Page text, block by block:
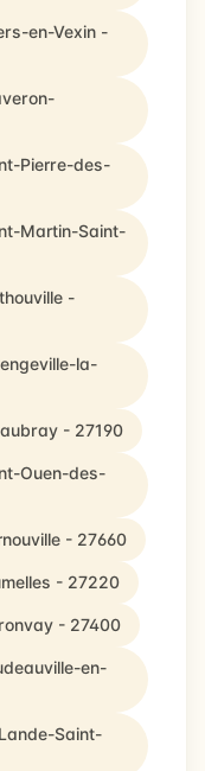
en-Vexin -
Pierre-des-
Martin-Saint-
-
la-
- 27190
Ouen-des-
- 27660
- 27220
- 27400
en-
Saint-